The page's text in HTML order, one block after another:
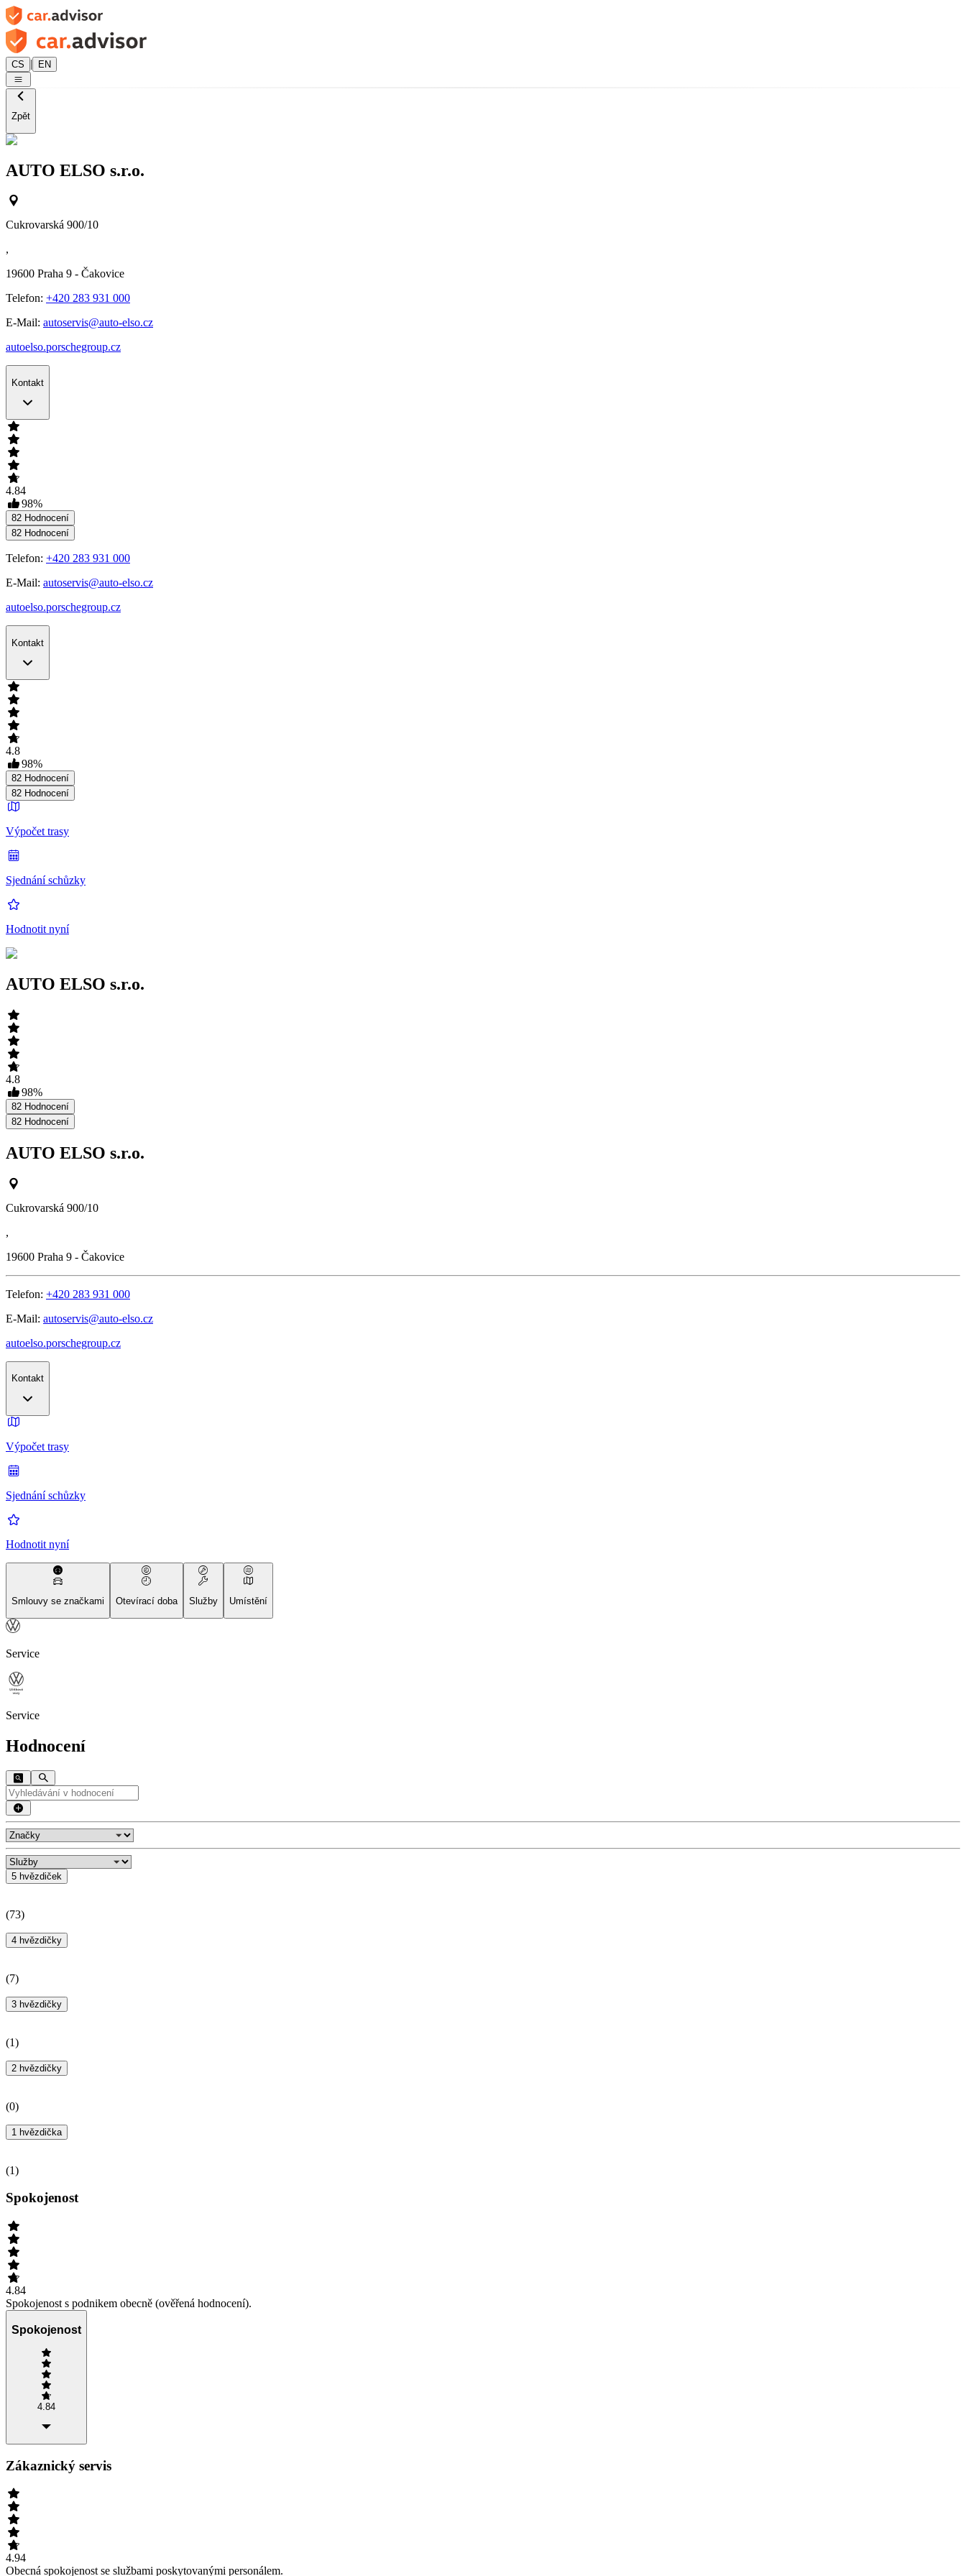
CS | EN
Zpět
AUTO ELSO s.r.o.
Cukrovarská 900/10
,
19600 Praha 9 - Čakovice
Telefon: +420 283 931 000
E-Mail: autoservis@auto-elso.cz
autoelso.porschegroup.cz
Kontakt
4.84
98%
82 Hodnocení
82 Hodnocení
Telefon: +420 283 931 000
E-Mail: autoservis@auto-elso.cz
autoelso.porschegroup.cz
Kontakt
4.8
98%
82 Hodnocení
82 Hodnocení
Výpočet trasy
Sjednání schůzky
Hodnotit nyní
AUTO ELSO s.r.o.
4.8
98%
82 Hodnocení
82 Hodnocení
AUTO ELSO s.r.o.
Cukrovarská 900/10
,
19600 Praha 9 - Čakovice
Telefon: +420 283 931 000
E-Mail: autoservis@auto-elso.cz
autoelso.porschegroup.cz
Kontakt
Výpočet trasy
Sjednání schůzky
Hodnotit nyní
Smlouvy se značkami Otevírací doba Služby Umístění
Service
Service
Hodnocení
5 hvězdiček
(73)
4 hvězdičky
(7)
3 hvězdičky
(1)
2 hvězdičky
(0)
1 hvězdička
(1)
Spokojenost
4.84
Spokojenost s podnikem obecně (ověřená hodnocení).
Spokojenost
4.84
Zákaznický servis
4.94
Obecná spokojenost se službami poskytovanými personálem.